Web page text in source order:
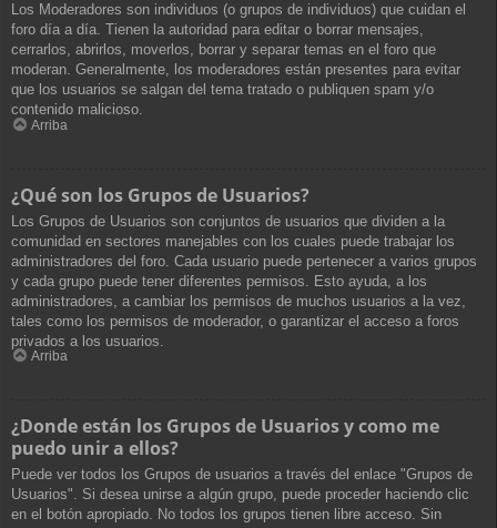
Los Moderadores son individuos (o grupos de individuos) que cuidan el
foro día a día. Tienen la autoridad para editar o borrar mensajes,
cerrarlos, abrirlos, moverlos, borrar y separar temas en el foro que
moderan. Generalmente, los moderadores están presentes para evitar
que los usuarios se salgan del tema tratado o publiquen spam y/o
contenido malicioso.
Arriba
¿Qué son los Grupos de Usuarios?
Los Grupos de Usuarios son conjuntos de usuarios que dividen a la
comunidad en sectores manejables con los cuales puede trabajar los
administradores del foro. Cada usuario puede pertenecer a varios grupos
y cada grupo puede tener diferentes permisos. Esto ayuda, a los
administradores, a cambiar los permisos de muchos usuarios a la vez,
tales como los permisos de moderador, o garantizar el acceso a foros
privados a los usuarios.
Arriba
¿Donde están los Grupos de Usuarios y como me
puedo unir a ellos?
Puede ver todos los Grupos de usuarios a través del enlace "Grupos de
Usuarios". Si desea unirse a algún grupo, puede proceder haciendo clic
en el botón apropiado. No todos los grupos tienen libre acceso. Sin